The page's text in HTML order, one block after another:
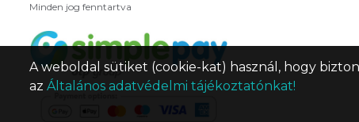
Minden jog fenntartva
A weboldal sütiket (cookie-kat) használ, hogy
az Általános adatvédelmi tájékoztatónkat!